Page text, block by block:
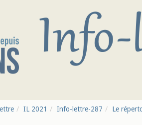
IL 2021 Info-lettre-287 Le